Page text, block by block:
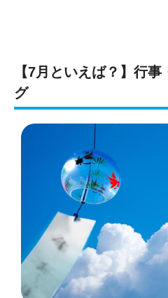
【7月といえば？】行
グ